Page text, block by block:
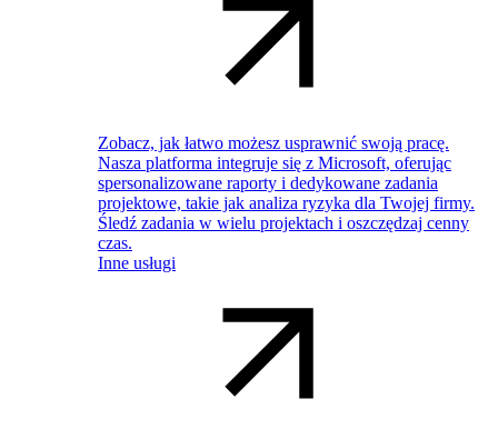
Zobacz, jak łatwo możesz usprawnić swoją pracę.
Nasza platforma integruje się z Microsoft, oferując
spersonalizowane raporty i dedykowane zadania
projektowe, takie jak analiza ryzyka dla Twojej firmy.
Śledź zadania w wielu projektach i oszczędzaj cenny
czas.
Inne usługi